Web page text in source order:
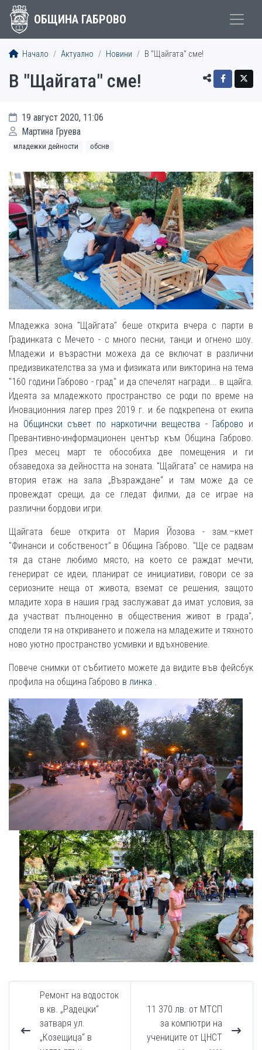
ОБЩИНА ГАБРОВО
Начало Актуално Новини В "Щайгата" сме!
В "Щайгата" сме!
19 август 2020, 11:06
Мартина Груева
младежки дейности обснв
Младежка зона "Щайгата" беше открита вчера с парти в
Градинката с Мечето - с много песни, танци и огнено шоу.
Младежи и възрастни можеха да се включат в различни
предизвикателства за ума и физиката или викторина на тема
"160 години Габрово - град" и да спечелят награди... в щайга.
Идеята за младежкото пространство се роди по време на
Иновационния лагер през 2019 г. и бе подкрепена от екипа
на Общински съвет по наркотични вещества - Габрово и
Превантивно-информационен център към Община Габрово.
През месец март те обособиха две помещения и ги
обзаведоха за дейността на зоната. "Щайгата" се намира на
втория етаж на зала „Възраждане“ и там може да се
провеждат срещи, да се гледат филми, да се играе на
различни бордови игри.
Щайгата беше открита от Мария Йозова - зам.–кмет
"Финанси и собственост" в Община Габрово. "Ще се радвам
тя да стане любимо място, на което се раждат мечти,
генерират се идеи, планират се инициативи, говори се за
сериозните неща от живота, вземат се решения, защото
младите хора в нашия град заслужават да имат условия, за
да участват пълноценно в обществения живот в града",
сподели тя на откриването и пожела на младежите и тяхното
ново уютно пространство усмивки и вдъхновение.
Повече снимки от събитието можете да видите във фейсбук
профила на община Габрово в линка .
Ремонт на водосток
в кв. „Радецки“
затваря ул.
„Козещица“ в
11 370 лв. от МТСП
за компютри на
учениците от ЦНСТ